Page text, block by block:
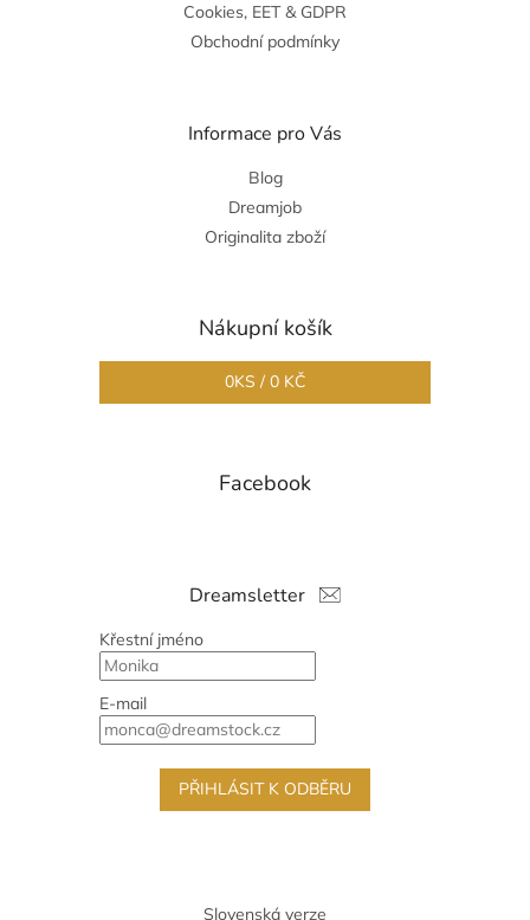
Cookies, EET & GDPR
Obchodní podmínky
Informace pro Vás
Blog
Dreamjob
Originalita zboží
Nákupní košík
0KS / 0 KČ
Facebook
Dreamsletter
Křestní jméno
E-mail
PŘIHLÁSIT K ODBĚRU
Slovenská verze